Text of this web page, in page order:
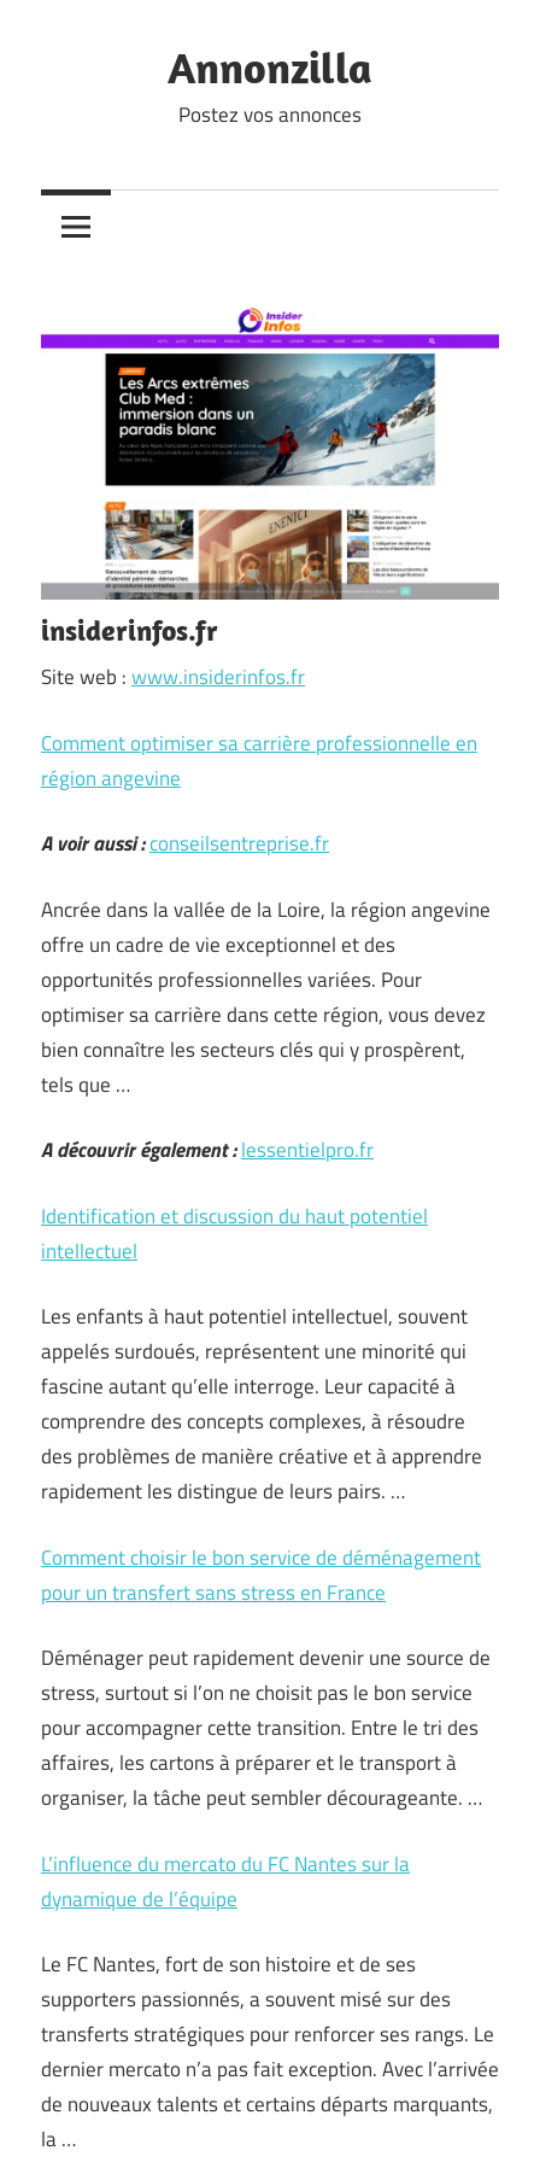
Annonzilla
Postez vos annonces
insiderinfos.fr
Site web :www.insiderinfos.fr
Comment optimiser sa carrière professionnelle en
région angevine
A voir aussi :conseilsentreprise.fr
Ancrée dans la vallée de la Loire, la région angevine
offre un cadre de vie exceptionnel et des
opportunités professionnelles variées. Pour
optimiser sa carrière dans cette région, vous devez
bien connaître les secteurs clés qui y prospèrent,
tels que …
A découvrir également :lessentielpro.fr
Identification et discussion du haut potentiel
intellectuel
Les enfants à haut potentiel intellectuel, souvent
appelés surdoués, représentent une minorité qui
fascine autant qu’elle interroge. Leur capacité à
comprendre des concepts complexes, à résoudre
des problèmes de manière créative et à apprendre
rapidement les distingue de leurs pairs. …
Comment choisir le bon service de déménagement
pour un transfert sans stress en France
Déménager peut rapidement devenir une source de
stress, surtout si l’on ne choisit pas le bon service
pour accompagner cette transition. Entre le tri des
affaires, les cartons à préparer et le transport à
organiser, la tâche peut sembler décourageante. …
L’influence du mercato du FC Nantes sur la
dynamique de l’équipe
Le FC Nantes, fort de son histoire et de ses
supporters passionnés, a souvent misé sur des
transferts stratégiques pour renforcer ses rangs. Le
dernier mercato n’a pas fait exception. Avec l’arrivée
de nouveaux talents et certains départs marquants,
la …